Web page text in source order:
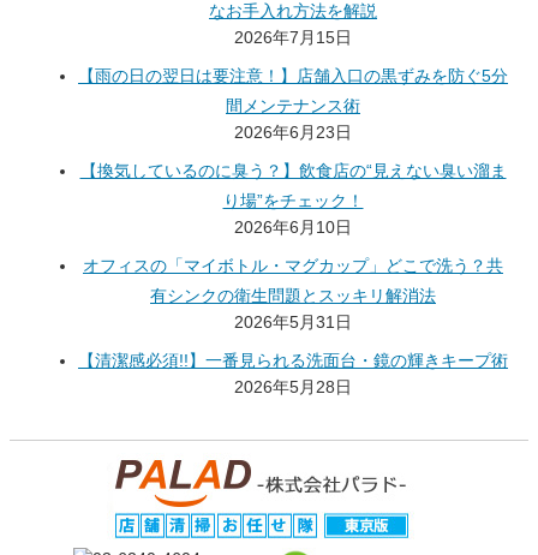
なお手入れ方法を解説
2026年7月15日
【雨の日の翌日は要注意！】店舗入口の黒ずみを防ぐ5分
間メンテナンス術
2026年6月23日
【換気しているのに臭う？】飲食店の“見えない臭い溜ま
り場”をチェック！
2026年6月10日
オフィスの「マイボトル・マグカップ」どこで洗う？共
有シンクの衛生問題とスッキリ解消法
2026年5月31日
【清潔感必須!!】一番見られる洗面台・鏡の輝きキープ術
2026年5月28日